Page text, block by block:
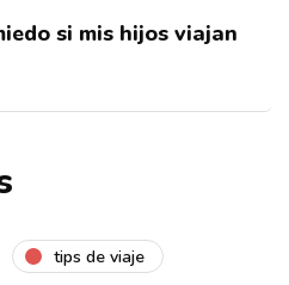
si mis hijos viajan
tips de viaje